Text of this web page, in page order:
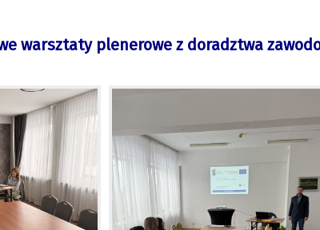
warsztaty plenerowe z doradztwa